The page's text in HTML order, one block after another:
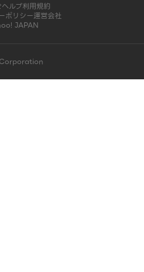
ヘルプ利用規約
ポリシー運営会社
JAPAN
ました | LINE占い